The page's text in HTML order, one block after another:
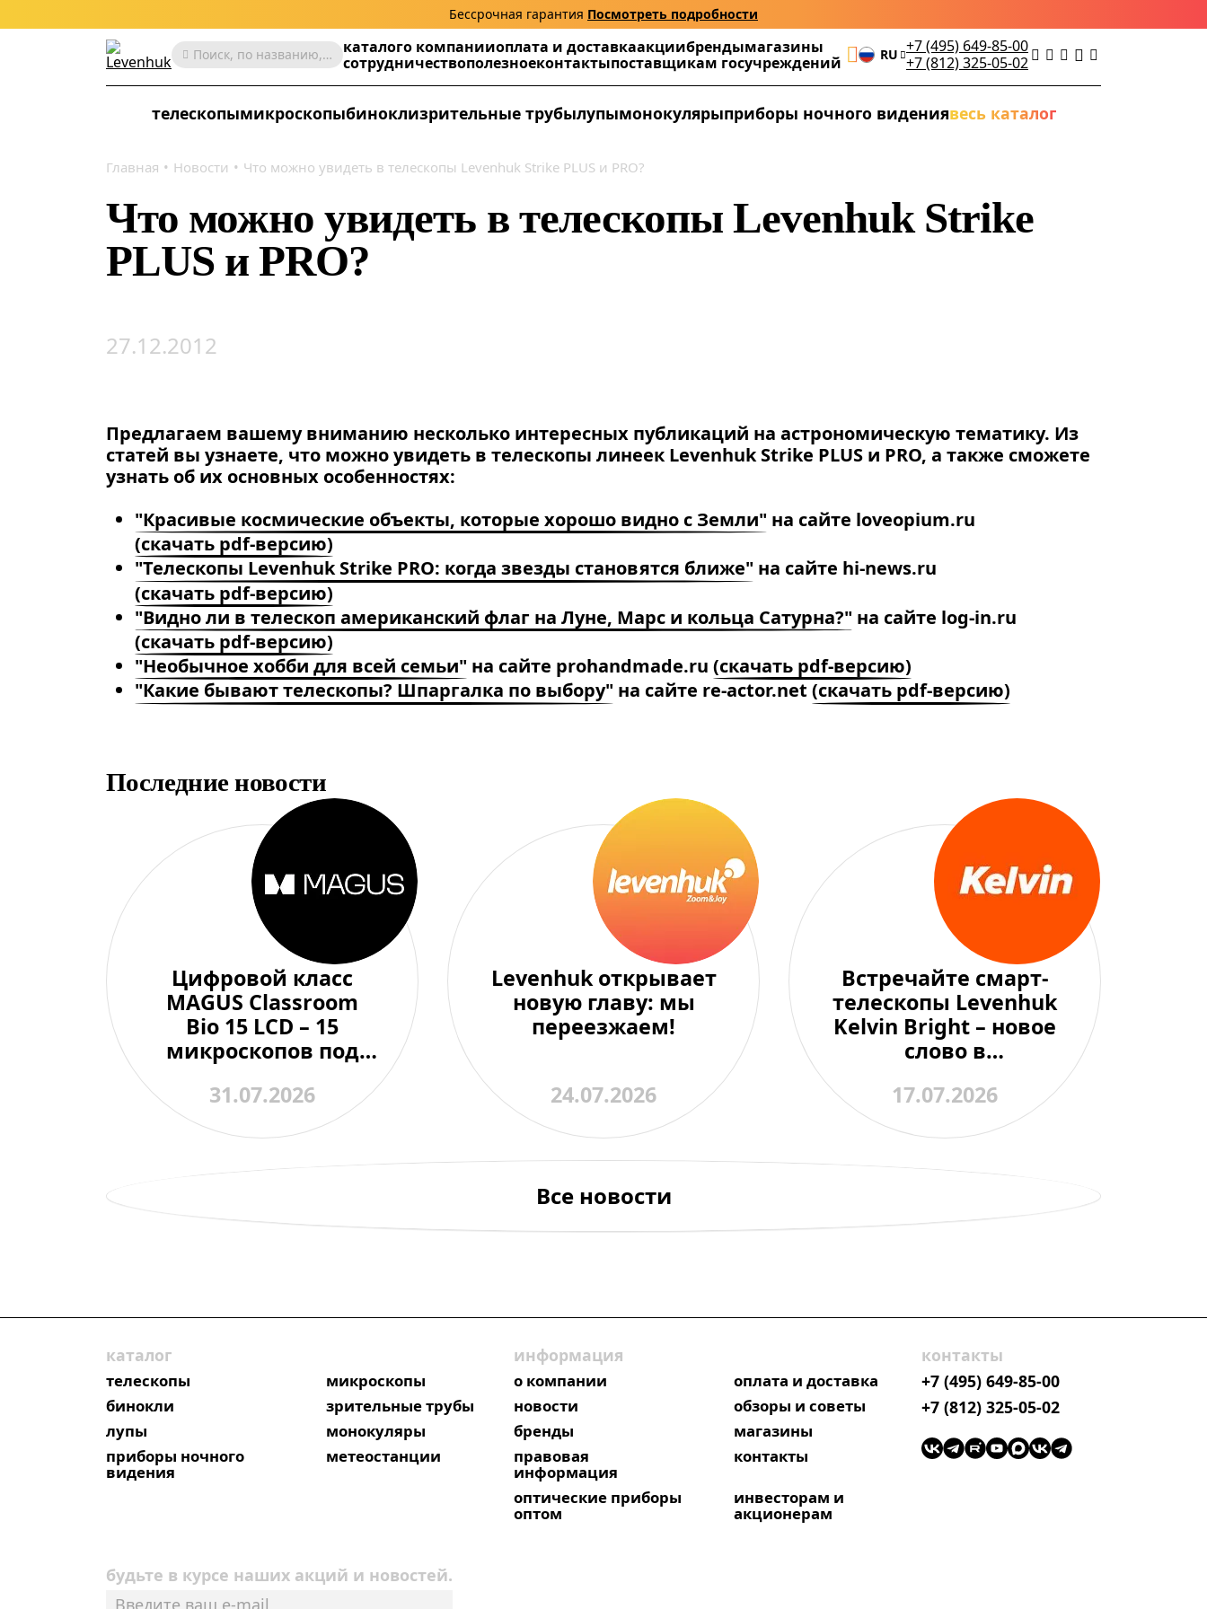
Бессрочная гарантия Посмотреть подробности
Поиск, по названию, артикулу, категории и др. каталого компанииоплата и доставкаакциибрендымагазины
сотрудничествополезноеконтактыпоставщикам госучреждений RU +7 (495) 649-85-00
+7 (812) 325-05-02
телескопымикроскопыбиноклизрительные трубылупымонокулярыприборы ночного видениявесь каталог
Главная Новости Что можно увидеть в телескопы Levenhuk Strike PLUS и PRO?
Что можно увидеть в телескопы Levenhuk Strike
PLUS и PRO?
27.12.2012
Предлагаем вашему вниманию несколько интересных публикаций на астрономическую тематику. Из
статей вы узнаете, что можно увидеть в телескопы линеек Levenhuk Strike PLUS и PRO, а также сможете
узнать об их основных особенностях:
"Красивые космические объекты, которые хорошо видно с Земли" на сайте loveopium.ru
(скачать pdf-версию)
"Телескопы Levenhuk Strike PRO: когда звезды становятся ближе" на сайте hi-news.ru
(скачать pdf-версию)
"Видно ли в телескоп американский флаг на Луне, Марс и кольца Сатурна?" на сайте log-in.ru
(скачать pdf-версию)
"Необычное хобби для всей семьи" на сайте prohandmade.ru (скачать pdf-версию)
"Какие бывают телескопы? Шпаргалка по выбору" на сайте re-actor.net (скачать pdf-версию)
Последние новости
Цифровой класс
MAGUS Classroom
Bio 15 LCD – 15
микроскопов под
преподавателя
31.07.2026
Levenhuk открывает
новую главу: мы
переезжаем!
24.07.2026
Встречайте смарт-
телескопы Levenhuk
Kelvin Bright – новое
слово в
астрономии
17.07.2026
Все новости
каталог
телескопы
микроскопы
бинокли
зрительные трубы
лупы
монокуляры
приборы ночного
видения
метеостанции
информация
о компании
оплата и доставка
новости
обзоры и советы
бренды
магазины
правовая
информация
контакты
оптические приборы
оптом
инвесторам и
акционерам
контакты
+7 (495) 649-85-00
+7 (812) 325-05-02
будьте в курсе наших акций и новостей.